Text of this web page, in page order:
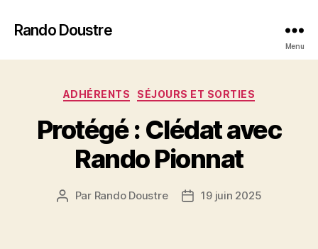
Rando Doustre
Menu
Catégories
ADHÉRENTS SÉJOURS ET SORTIES
Protégé : Clédat avec
Rando Pionnat
Auteur
Par Rando Doustre
Date19 juin 2025